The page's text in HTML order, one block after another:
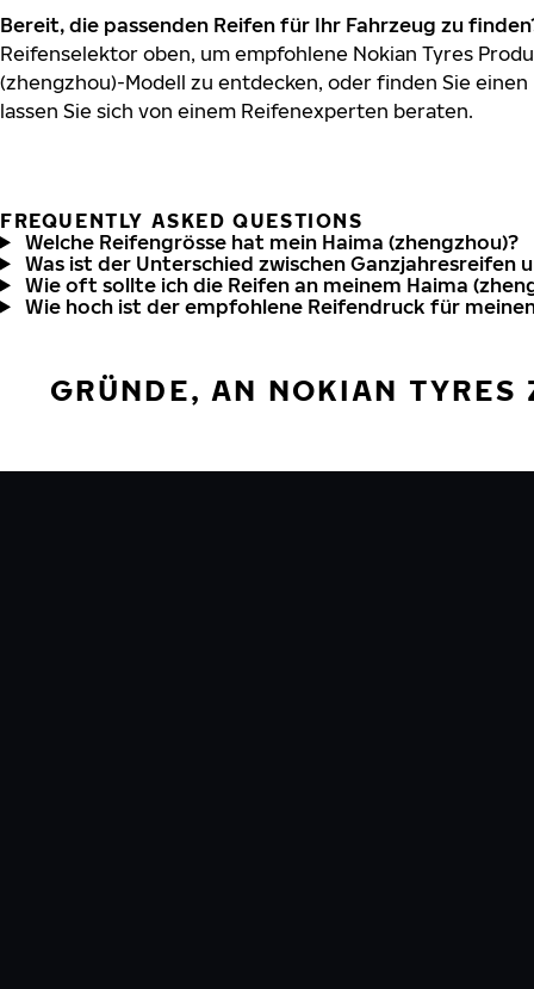
Bereit, die passenden Reifen für Ihr Fahrzeug zu
Reifenselektor oben, um empfohlene Nokian Tyres
(zhengzhou)-Modell zu entdecken, oder finden Sie
lassen Sie sich von einem Reifenexperten beraten.
FREQUENTLY ASKED QUESTIONS
Welche Reifengrösse hat mein Haima (zhengzhou)?
Was ist der Unterschied zwischen Ganzjahresreifen
Wie oft sollte ich die Reifen an meinem Haima
Wie hoch ist der empfohlene Reifendruck für
GRÜNDE, AN NOKIAN TYRES